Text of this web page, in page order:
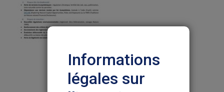
Informations
légales sur